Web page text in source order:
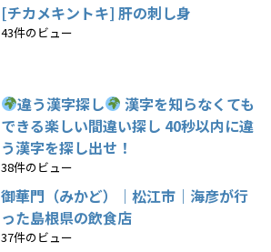
[チカメキントキ] 肝の刺し身
43件のビュー
違う漢字探し
漢字を知らなくても
できる楽しい間違い探し 40秒以内に違
う漢字を探し出せ！
38件のビュー
御華門（みかど）｜松江市｜海彦が行
った島根県の飲食店
37件のビュー